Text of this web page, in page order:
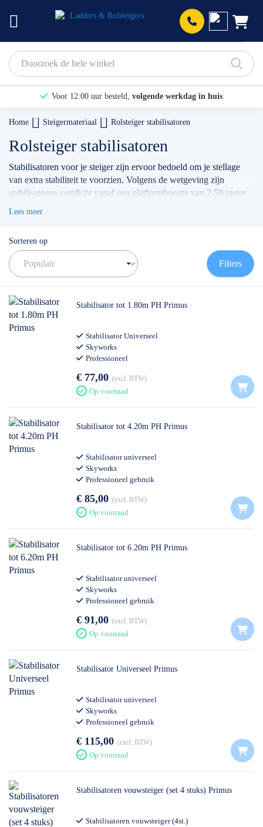
Voor 12:00 uur besteld, volgende werkdag in huis
Bekijk hier onze Actiepagina
Binnen 1 dag een
Home Steigermateriaal Rolsteiger stabilisatoren
Rolsteiger stabilisatoren
Stabilisatoren voor je steiger zijn ervoor bedoeld om je stellage
van extra stabiliteit te voorzien. Volgens de wetgeving zijn
stabilisatoren verplicht vanaf een platformhoogte van 2.50 meter
met diverse andere merken. Heb je hulp nodig om de juiste
stabilisator te vinden? Wij helpen je graag verder!
✅Volgende werkdag op locatie
✅ Contact:0511- 40 25 64, ofmail
Lees meer
Sorteren op
Filters
Stabilisator tot 1.80m PH Primus
Stabilisator Universeel
Skyworks
Professioneel
€ 77,00 excl. BTW
Op voorraad
Stabilisator tot 4.20m PH Primus
Stabilisator universeel
Skyworks
Professioneel gebruik
€ 85,00 excl. BTW
Op voorraad
Stabilisator tot 6.20m PH Primus
Stabilisator universeel
Skyworks
Professioneel gebruik
€ 91,00 excl. BTW
Op voorraad
Stabilisator Universeel Primus
Stabilisator universeel
Skyworks
Professioneel gebruik
€ 115,00 excl. BTW
Op voorraad
Stabilisatoren vouwsteiger (set 4 stuks) Primus
Stabilisatoren vouwsteiger (4st.)